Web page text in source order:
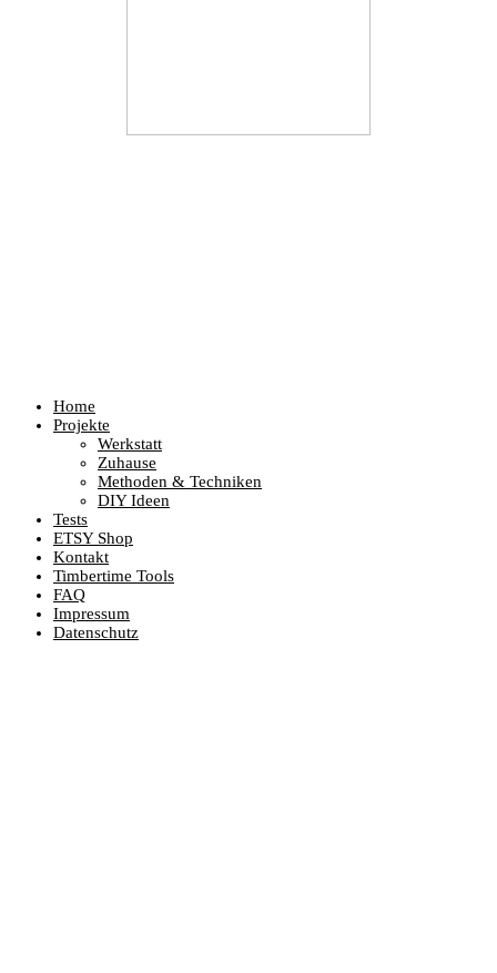
Home
Projekte
Werkstatt
Zuhause
Methoden & Techniken
DIY Ideen
Tests
ETSY Shop
Kontakt
Timbertime Tools
FAQ
Impressum
Datenschutz